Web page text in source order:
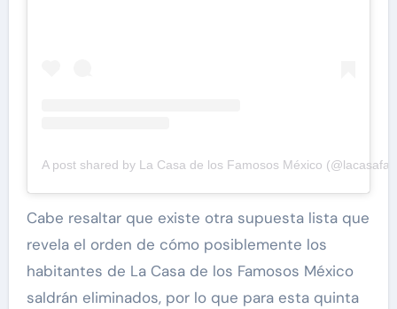
A post shared by La Casa de los Famosos México
Cabe resaltar que existe otra supuesta lista que
revela el orden de cómo posiblemente los
habitantes de La Casa de los Famosos México
saldrán eliminados, por lo que para esta quinta